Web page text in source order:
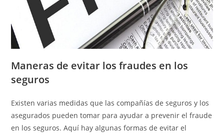
Maneras de evitar los fraudes en los
seguros
Existen varias medidas que las compañías de seguros y los
asegurados pueden tomar para ayudar a prevenir el fraude
en los seguros. Aquí hay algunas formas de evitar el